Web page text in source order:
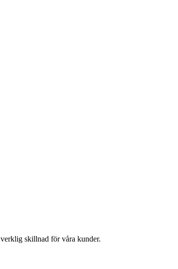
skillnad för våra kunder.